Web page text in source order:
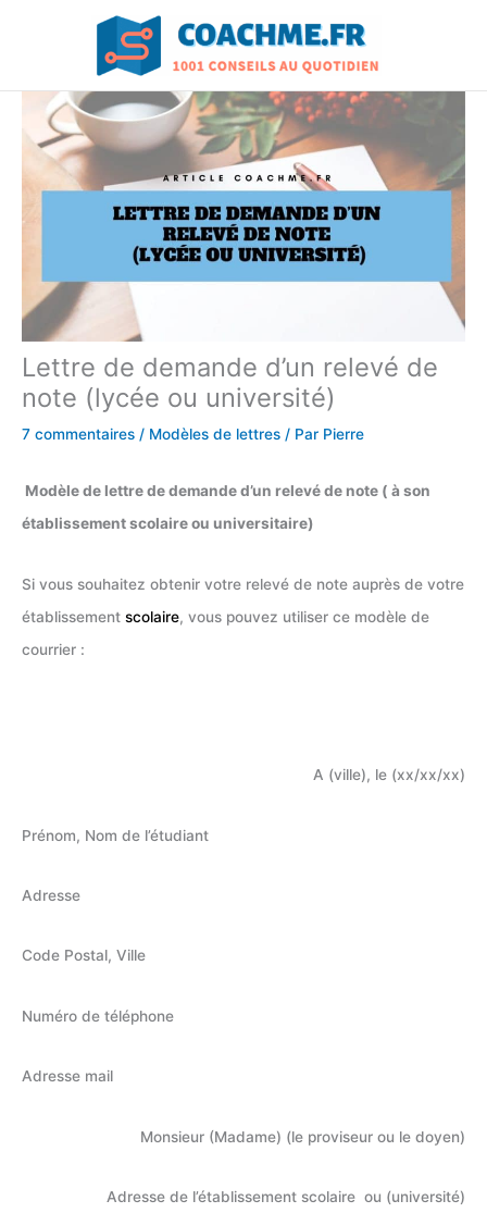
Lettre de demande d’un relevé de
note (lycée ou université)
7 commentaires / Modèles de lettres / Par Pierre
Modèle de lettre de demande d’un relevé de note ( à son
établissement scolaire ou universitaire)
Si vous souhaitez obtenir votre relevé de note auprès de votre
établissement scolaire, vous pouvez utiliser ce modèle de
courrier :
A (ville), le (xx/xx/xx)
Prénom, Nom de l’étudiant
Adresse
Code Postal, Ville
Numéro de téléphone
Adresse mail
Monsieur (Madame) (le proviseur ou le doyen)
Adresse de l’établissement scolaire ou (université)